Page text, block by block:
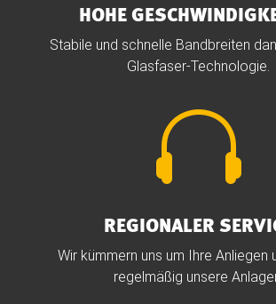
HOHE
Stabile und schnelle Bandbreiten
Glasfaser-Technologie.

REGIONALER
Wir kümmern uns um Ihre Anliegen
regelmäßig unsere